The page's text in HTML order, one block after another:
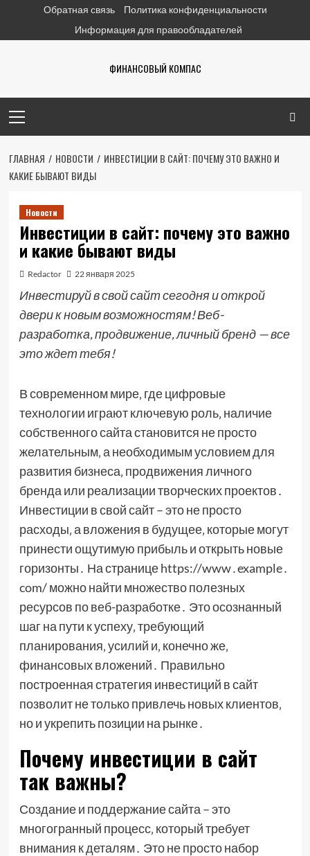
содержимому
Обратная связь
Политика конфиденциальности
Информация для правообладателей
ФИНАНСОВЫЙ КОМПАС
меню
ГЛАВНАЯ НОВОСТИ
ИНВЕСТИЦИИ В САЙТ: ПОЧЕМУ ЭТО ВАЖНО И
КАКИЕ БЫВАЮТ ВИДЫ
Новости
Инвестиции в сайт: почему это важно
и какие бывают виды
Redactor 22 января 2025
Инвестируй в свой сайт сегодня и открой
двери к новым возможностям! Веб-
разработка, продвижение, личный бренд — все
это ждет тебя!
В современном мире‚ где цифровые
технологии играют ключевую роль‚ наличие
собственного сайта становится не просто
желательным‚ а необходимым условием для
развития бизнеса‚ продвижения личного
бренда или реализации творческих проектов․
Инвестиции в свой сайт – это не просто
расходы‚ а вложения в будущее‚ которые могут
принести ощутимую прибыль и открыть новые
горизонты․ На странице https://www․example․
com/ можно найти множество полезных
ресурсов по веб-разработке․ Это осознанный
шаг на пути к успеху‚ требующий
планирования‚ усилий и‚ конечно же‚
финансовых вложений․ Правильно
построенная стратегия инвестиций в сайт
позволит не только привлечь новых клиентов‚
но и укрепить позиции на рынке․
Почему инвестиции в сайт
так важны?
Создание и поддержание сайта – это
многогранный процесс‚ который требует
внимания к деталям․ Это не просто набор